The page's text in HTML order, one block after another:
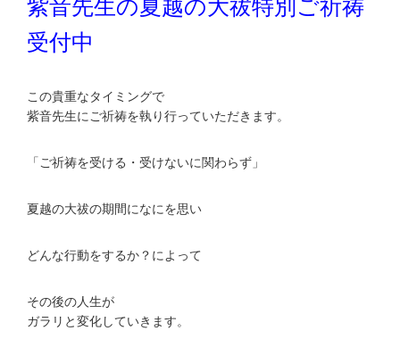
紫音先生の夏越の大祓特別ご祈祷
受付中
この貴重なタイミングで
紫音先生にご祈祷を執り行っていただきます。
「ご祈祷を受ける・受けないに関わらず」
夏越の大祓の期間になにを思い
どんな行動をするか？によって
その後の人生が
ガラリと変化していきます。